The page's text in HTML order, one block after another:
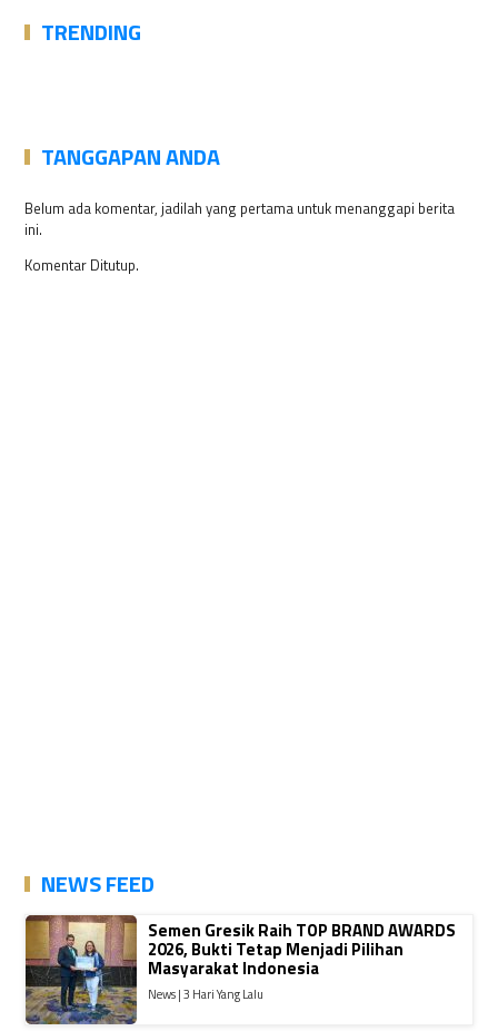
TRENDING
TANGGAPAN ANDA
Belum ada komentar, jadilah yang pertama untuk menanggapi berita
ini.
Komentar Ditutup.
NEWS FEED
Semen Gresik Raih TOP BRAND AWARDS
2026, Bukti Tetap Menjadi Pilihan
Masyarakat Indonesia
News | 3 Hari Yang Lalu